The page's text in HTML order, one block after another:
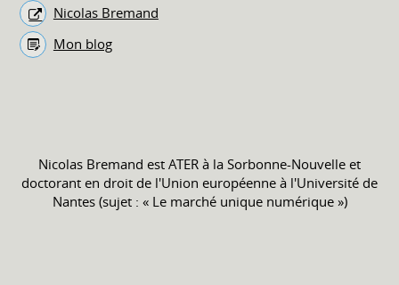
Nicolas Bremand
Mon blog
Nicolas Bremand est ATER à la Sorbonne-Nouvelle et
doctorant en droit de l'Union européenne à l'Université de
Nantes (sujet : « Le marché unique numérique »)